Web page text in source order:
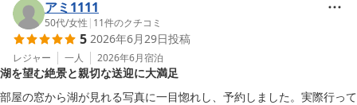
アミ1111
50代/女性 | 11件のクチコミ
5 2026年6月29日投稿
レジャー 一人 2026年6月宿泊
湖を望む絶景と親切な送迎に大満足
部屋の窓から湖が見れる写真に一目惚れし、予約しました。実際行って